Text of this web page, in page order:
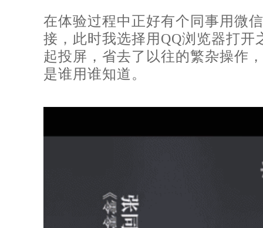
在体验过程中正好有个同事用微
接，此时我选择用QQ浏览器打开
起投屏，省去了以往的繁杂操作
是谁用谁知道。